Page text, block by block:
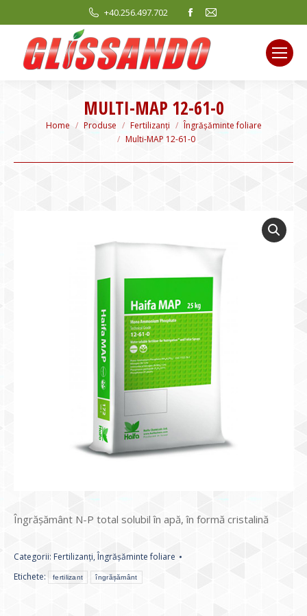
+40.256.497.702
Facebook
opens
in
new
window
Mail
new
window
MULTI-MAP 12-61-0
You are here:
Home Produse Fertilizanți
Îngrășăminte foliare
Multi-MAP 12-61-0
Îngrășământ N-P total solubil în apă, în formă cristalină
Categorii: Fertilizanți,Îngrășăminte foliare
Etichete:
fertilizant îngrășământ